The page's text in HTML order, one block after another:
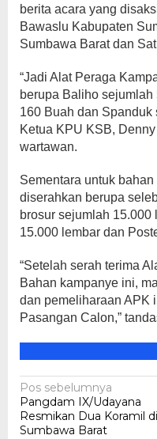
berita acara yang
Bawaslu Kabupaten
Sumbawa Barat dan
“Jadi Alat Peraga
berupa Baliho
160 Buah dan Spanduk
Ketua KPU KSB,
wartawan.
Sementara untuk
diserahkan berupa
brosur sejumlah 15.000
15.000 lembar dan
“Setelah serah terima
Bahan kampanye ini,
dan pemeliharaan APK
Pasangan Calon,”
Navigasi
pos
Pos sebelumnya
Pangdam IX/Udayana
Resmikan Dua Koramil di
Sumbawa Barat